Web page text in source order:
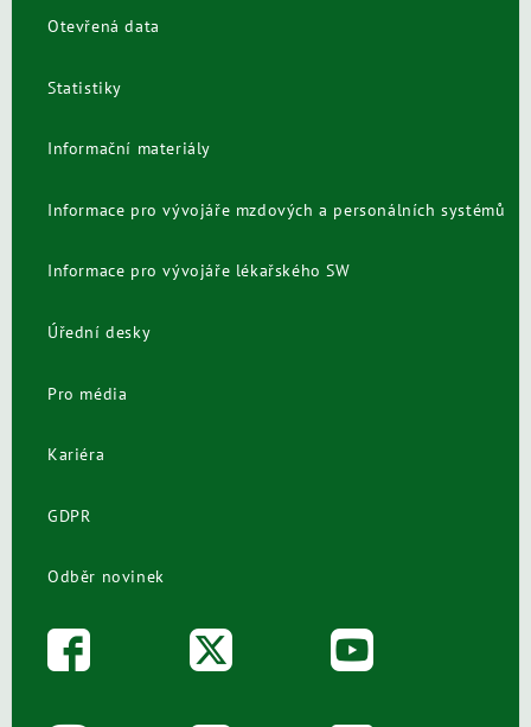
Otevřená data
Statistiky
Informační materiály
Informace pro vývojáře mzdových a personálních systémů
Informace pro vývojáře lékařského SW
Úřední desky
Pro média
Kariéra
GDPR
Odběr novinek